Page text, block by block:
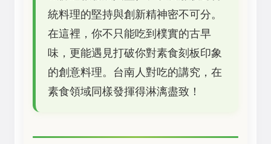
統料理的堅持與創新精神密不可分。
在這裡，你不只能吃到樸實的古早
味，更能遇見打破你對素食刻板印象
的創意料理。台南人對吃的講究，在
素食領域同樣發揮得淋漓盡致！